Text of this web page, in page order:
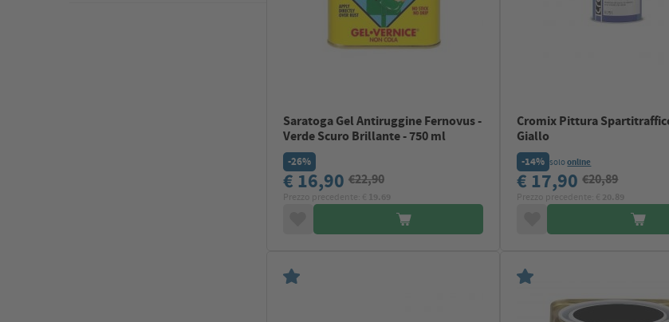
Saratoga Gel Antiruggine Fernovus -
Verde Scuro Brillante - 750 ml
-26%
€ 16,90 €22,90
Cromix Pittura
Giallo
-14% soloonline
€ 17,90€20,89